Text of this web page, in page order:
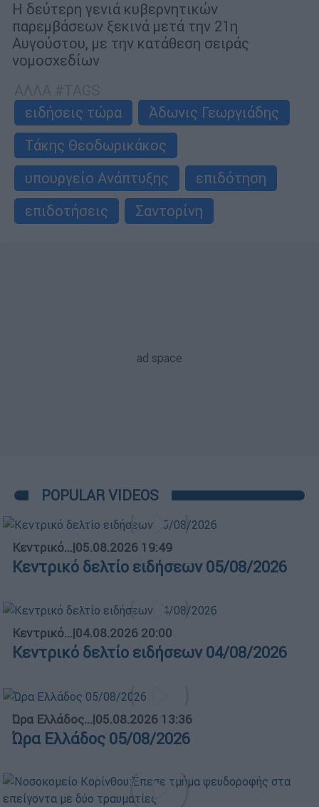
Η δεύτερη γενιά κυβερνητικών
παρεµβάσεων ξεκινά µετά την 21η
Αυγούστου, µε την κατάθεση σειράς
νοµοσχεδίων
ειδήσεις τώρα
Άδωνις Γεωργιάδης
Τάκης Θεοδωρικάκος
υπουργείο Ανάπτυξης
επιδότηση
επιδοτήσεις
Σαντορίνη
POPULAR VIDEOS
Κεντρικό...|05.08.2026 19:49
Κεντρικό δελτίο ειδήσεων 05/08/2026
Κεντρικό...|04.08.2026 20:00
Κεντρικό δελτίο ειδήσεων 04/08/2026
Ώρα Ελλάδος...|05.08.2026 13:36
Ώρα Ελλάδος 05/08/2026